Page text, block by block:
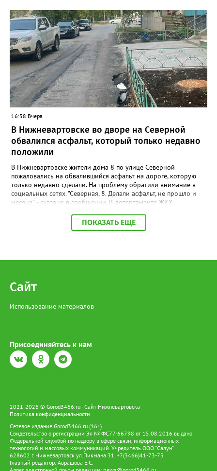
планируя реализовать товар в своём магазине. В ходе
оперативно-розыскных мероприятий полицейские проверили
торговую точку и изъяли более 1,5 тыс. безакцизных вейпов, а
также 33,5 литра жидкостей для них. Общая стоимость
конфискованной продукции превысила 1 млн рублей.
Вартовчанин признался, что осознавал противоправный
характер своих действий, но всё равно пошёл на нарушение
закона. Следственным управлением УМВД возбуждено
уголовное дело по ч. 6 ст. 171.1 УК РФ (приобретение,
хранение и сбыт товаров без обязательной маркировки в
крупном размере).
16:58 Вчера
В Нижневартовске во дворе на Северной
обвалился асфальт, который только недавно
положили
В Нижневартовске жители дома 8 по улице Северной
пожаловались на обвалившийся асфальт на дороге, которую
только недавно сделали. На проблему обратили внимание в
социальных сетях. "Северная, 8. Делали асфальт, не прошло и
месяца", - сказано в сообщении. В департаменте ЖКХ
сообщили, что причиной нарушения целостности асфальта
стал "подмыв основания покрытия проезда после обильных
осуществлялась. Восстановление за счет средств подрядной
организации", - рассказали в департаменте.
ПОКАЗАТЬ ЕЩЕ
Сайт
Использование материалов
Присоединяйтесь к нам
2021-2026 © Gorod3466.ru - Сайт Нижневартовска
Политика конфиденциальности
Сетевое издание Gorod3466.ru (16+).
Свидетельство о регистрации Эл № ФС77-66798 от 15.08.2016 выдано
Федеральной службой по надзору в сфере связи, информационных
технологий и массовых коммуникаций. Учредитель ООО "Салун"
628602 г. Нижневартовск ул.Пикмана 31. +7(3466)41-73-73
Главный редактор: Аврашова Е.С.